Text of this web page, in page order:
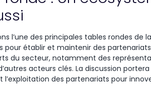
l’une des principales tables rondes de
établir et maintenir des partenariats
du secteur, notamment des
acteurs clés. La discussion
des partenariats pour